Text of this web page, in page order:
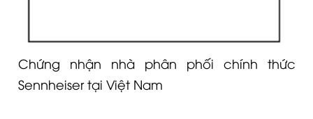
Chứng nhận nhà phân phối chính thức
Sennheiser tại Việt Nam